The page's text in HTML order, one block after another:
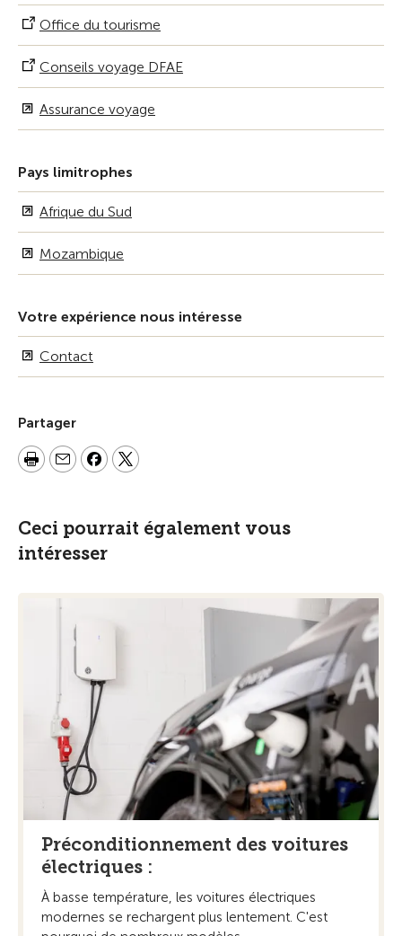
Office du tourisme
Conseils voyage DFAE
Assurance voyage
Pays limitrophes
Afrique du Sud
Mozambique
Votre expérience nous intéresse
Contact
Partager
Ceci pourrait également vous
intéresser
Préconditionnement des voitures
électriques :
À basse température, les voitures électriques
modernes se rechargent plus lentement. C'est